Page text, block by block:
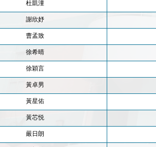
杜凱潼
謝欣妤
曹孟致
徐希晴
徐穎言
黃卓男
黃星佑
黃芯悦
嚴日朗